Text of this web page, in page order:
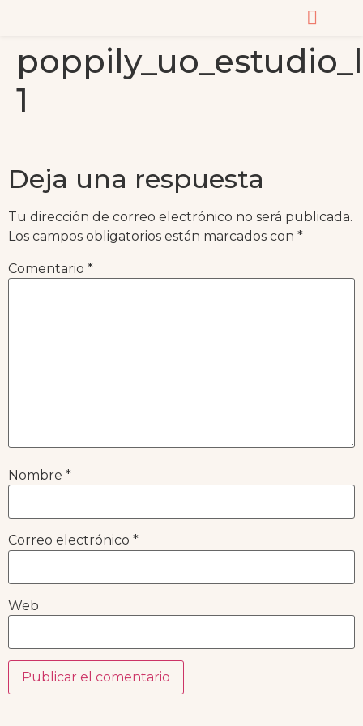
1
Deja una respuesta
Tu dirección de correo electrónico no será publicada.
Los campos obligatorios están marcados con *
Comentario *
Nombre *
Correo electrónico *
Web